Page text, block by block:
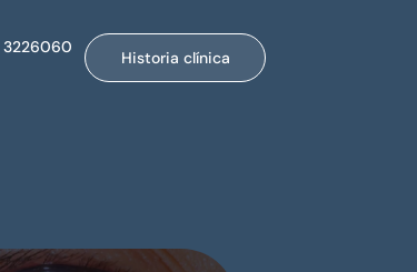
Historia clínica